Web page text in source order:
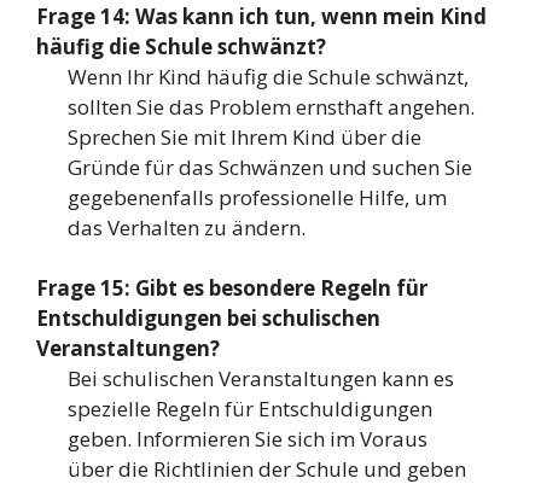
Frage 14: Was kann ich tun, wenn mein Kind
häufig die Schule schwänzt?
Wenn Ihr Kind häufig die Schule schwänzt,
sollten Sie das Problem ernsthaft angehen.
Sprechen Sie mit Ihrem Kind über die
Gründe für das Schwänzen und suchen Sie
gegebenenfalls professionelle Hilfe, um
das Verhalten zu ändern.
Frage 15: Gibt es besondere Regeln für
Entschuldigungen bei schulischen
Veranstaltungen?
Bei schulischen Veranstaltungen kann es
spezielle Regeln für Entschuldigungen
geben. Informieren Sie sich im Voraus
über die Richtlinien der Schule und geben